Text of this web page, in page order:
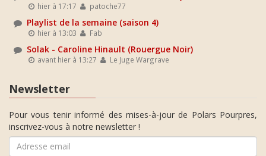
hier à 17:17 patoche77
Playlist de la semaine (saison 4)
hier à 13:03 Fab
Solak - Caroline Hinault (Rouergue Noir)
avant hier à 13:27 Le Juge Wargrave
Newsletter
Pour vous tenir informé des mises-à-jour de Polars Pourpres,
inscrivez-vous à notre newsletter !